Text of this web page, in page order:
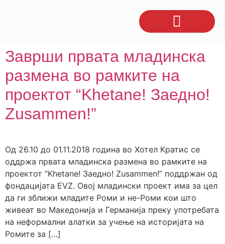
Заврши првата младинска
размена во рамките на
проектот “Khetane! Заедно!
Zusammen!”
Од 26.10 до 01.11.2018 година во Хотел Кратис се
оддржа првата младинска размена во рамките на
проектот “Khetane! Заедно! Zusammen!” поддржан од
фондацијата EVZ. Овој младински проект има за цел
да ги зближи младите Роми и не-Роми кои што
живеат во Македонија и Германија преку употребата
на неформални алатки за учење на историјата на
Ромите за […]